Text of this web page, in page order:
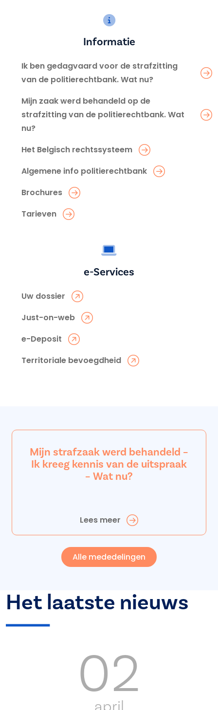
Informatie
Ik ben gedagvaard voor de strafzitting
van de politierechtbank. Wat nu?
Mijn zaak werd behandeld op de
strafzitting van de politierechtbank. Wat
nu?
Het Belgisch rechtssysteem
Algemene info politierechtbank
Brochures
Tarieven
e-Services
Uw dossier
Just-on-web
e-Deposit
Territoriale bevoegdheid
Mijn strafzaak werd behandeld –
Ik kreeg kennis van de uitspraak
– Wat nu?
Lees meer
Alle mededelingen
Het laatste nieuws
02
april